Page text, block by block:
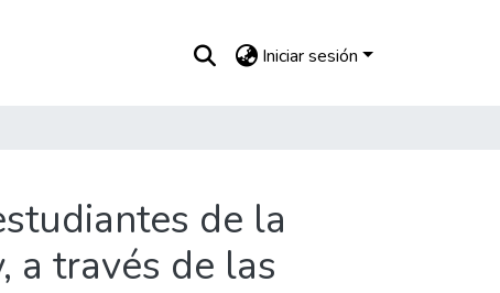
Iniciar sesión
de la
a través de las